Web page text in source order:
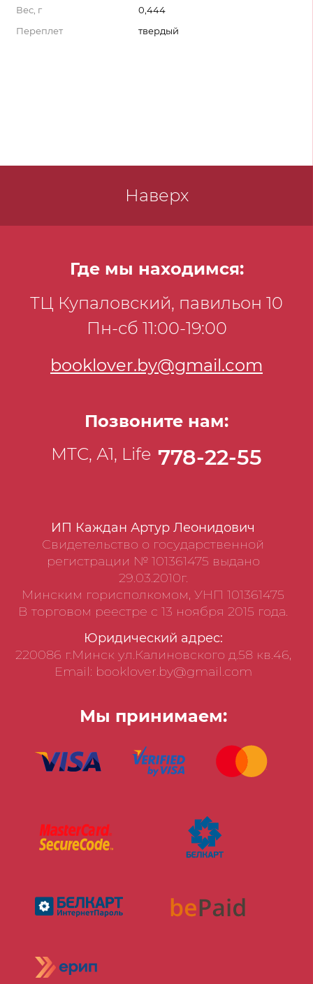
Вес, г
0,444
Переплет
твердый
Наверх
ИП Каждан Артур Леонидович
Свидетельство о государственной
регистрации № 101361475 выдано
29.03.2010г.
Минским горисполкомом, УНП 101361475
В торговом реестре с 13 ноября 2015 года.
Юридический адрес:
220086 г.Минск ул.Калиновского д.58 кв.46,
Email: booklover.by@gmail.com
Мы принимаем:
Где мы находимся:
ТЦ Купаловский, павильон 10
Пн-сб 11:00-19:00
booklover.by@gmail.com
Позвоните нам:
МТС, А1, Life 778-22-55